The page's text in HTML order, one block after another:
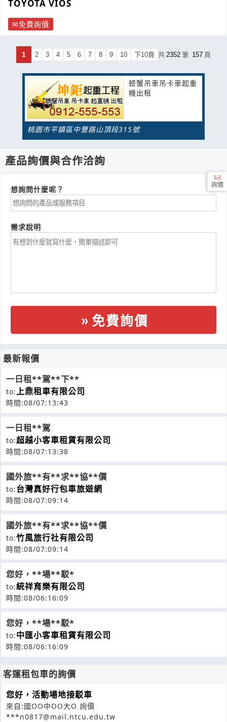
TOYOTA VIOS
免費詢價
1 2 3 4 5 6 7 8 9 10 下10頁 共 2352 筆 157 頁
螃蟹吊車吊卡車起重
機出租
桃園市平鎮區中豐路山頂段315號
產品詢價與合作洽詢
想詢問什麼呢？
需求說明
免費詢價
最新報價
一日租**駕**下**
to:上鼎租車有限公司
時間:08/07:13:43
一日租**駕
to:超越小客車租賃有限公司
時間:08/07:13:38
國外旅**有**求**協**價
to:台灣真好行包車旅遊網
時間:08/07:09:14
國外旅**有**求**協**價
to:竹風旅行社有限公司
時間:08/07:09:14
您好，**場**駁*
to:統祥育樂有限公司
時間:08/06:16:09
您好，**場**駁*
to:中匯小客車租賃有限公司
時間:08/06:16:09
客運租包車的詢價
您好，活動場地接駁車
來自:國OO中OO大O 詢價
***n0817@mail.ntcu.edu.tw
詢價